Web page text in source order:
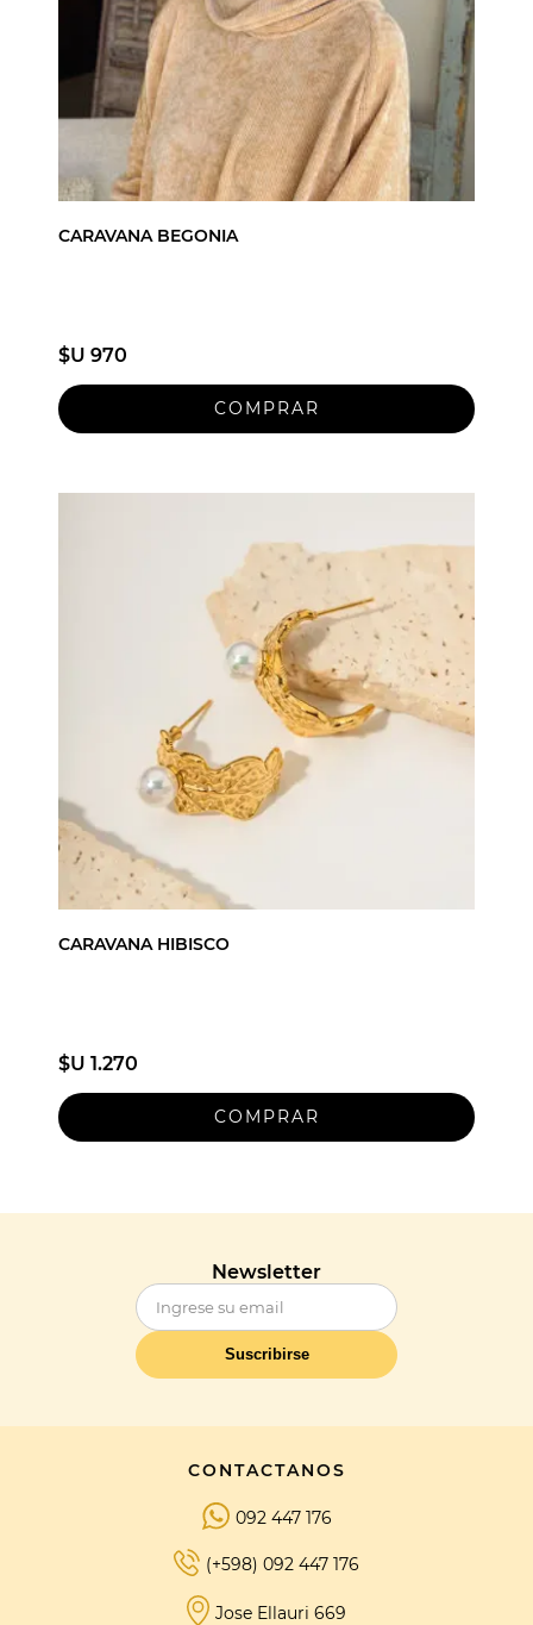
CARAVANA BEGONIA
$U 970
CARAVANA HIBISCO
$U 1.270
Newsletter
Suscribirse
CONTACTANOS
092 447 176
(+598) 092 447 176
Jose Ellauri 669